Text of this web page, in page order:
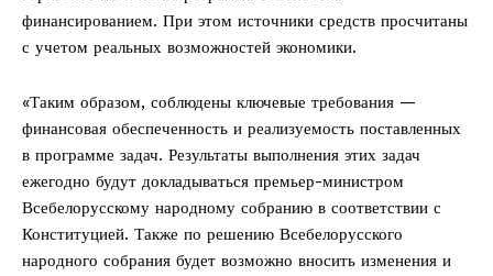
финансированием. При этом источники средств просчитаны
с учетом реальных возможностей экономики.
«Таким образом, соблюдены ключевые требования —
финансовая обеспеченность и реализуемость поставленных
в программе задач. Результаты выполнения этих задач
ежегодно будут докладываться премьер-министром
Всебелорусскому народному собранию в соответствии с
Конституцией. Также по решению Всебелорусского
народного собрания будет возможно вносить изменения и